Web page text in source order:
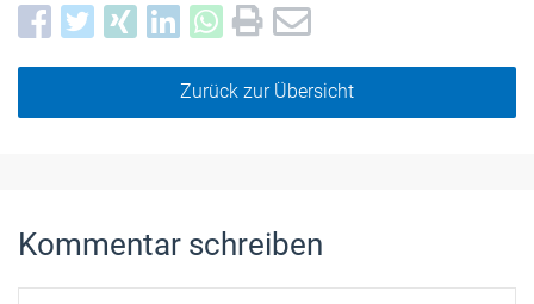
Zurück zur Übersicht
Kommentar schreiben